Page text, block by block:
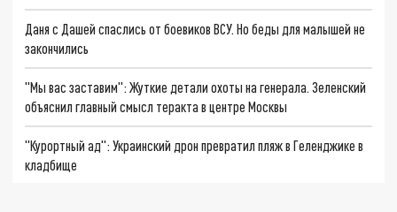
Даня с Дашей спаслись от боевиков ВСУ. Но беды для малышей не
закончились
"Мы вас заставим": Жуткие детали охоты на генерала. Зеленский
объяснил главный смысл теракта в центре Москвы
"Курортный ад": Украинский дрон превратил пляж в Геленджике в
кладбище